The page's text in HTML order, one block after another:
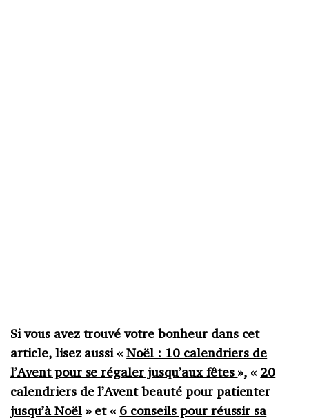
Si vous avez trouvé votre bonheur dans cet
article, lisez aussi «Noël : 10 calendriers de
l’Avent pour se régaler jusqu’aux fêtes », « 20
calendriers de l’Avent beauté pour patienter
jusqu’à Noël» et « 6 conseils pour réussir sa